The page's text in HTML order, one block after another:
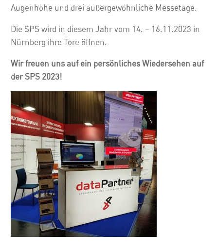
Augenhöhe und drei außergewöhnliche Messetage.
Die SPS wird in diesem Jahr vom 14. – 16.11.2023 in
Nürnberg ihre Tore öffnen.
Wir freuen uns auf ein persönliches Wiedersehen auf
der SPS 2023!